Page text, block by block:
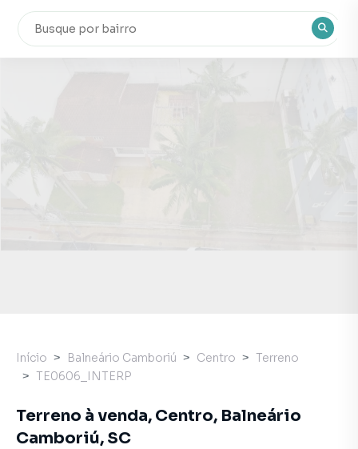
Início Balneário Camboriú Centro
Terreno
TE0606_INTERP
Terreno à venda, Centro, Balneário
Camboriú, SC